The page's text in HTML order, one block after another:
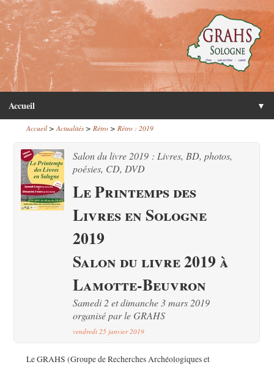
Accueil ▼
Accueil> Actualités> Rétro> Rétro : 2019
Salon du livre 2019 : Livres, BD, photos,
poésies, CD, DVD
Le Printemps des
Livres en Sologne
2019
Salon du livre 2019 à
Lamotte-Beuvron
Samedi 2 et dimanche 3 mars 2019
organisé par le GRAHS
vendredi 25 janvier 2019
Le GRAHS (Groupe de Recherches Archéologiques et